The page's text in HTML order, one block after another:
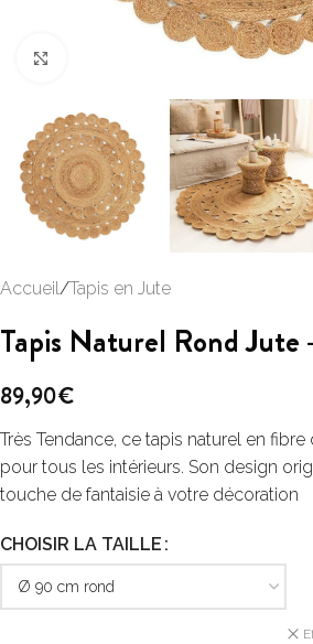
Accueil/Tapis en Jute
Tapis Naturel Rond
89,90€
Très Tendance, ce tapis naturel en
pour tous les intérieurs. Son design
touche de fantaisie à votre décoration
CHOISIR LA TAILLE